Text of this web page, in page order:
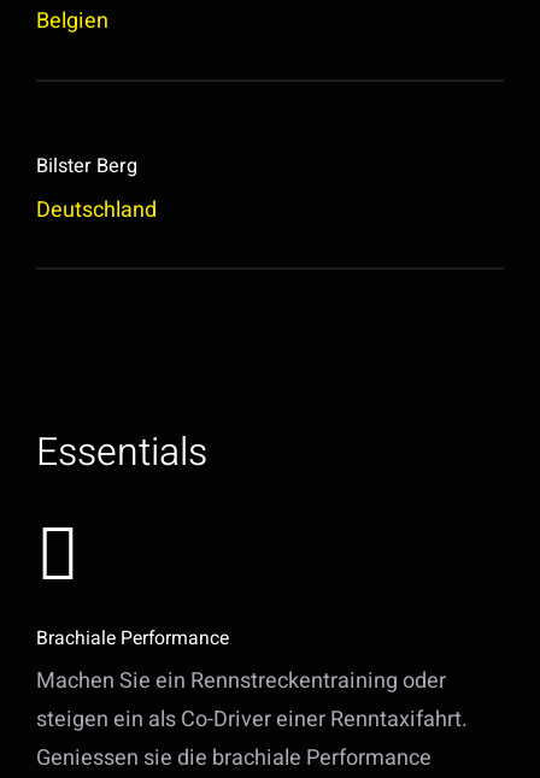
Belgien
Bilster Berg
Deutschland
Essentials
Brachiale Performance
Machen Sie ein Rennstreckentraining oder
steigen ein als Co-Driver einer Renntaxifahrt.
Geniessen sie die brachiale Performance